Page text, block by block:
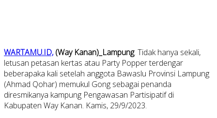
WARTAMU.ID, (Way Kanan)_Lampung. Tidak hanya sekali,
letusan petasan kertas atau Party Popper terdengar
beberapaka kali setelah anggota Bawaslu Provinsi Lampung
(Ahmad Qohar) memukul Gong sebagai penanda
diresmikanya kampung Pengawasan Partisipatif di
Kabupaten Way Kanan. Kamis, 29/9/2023.